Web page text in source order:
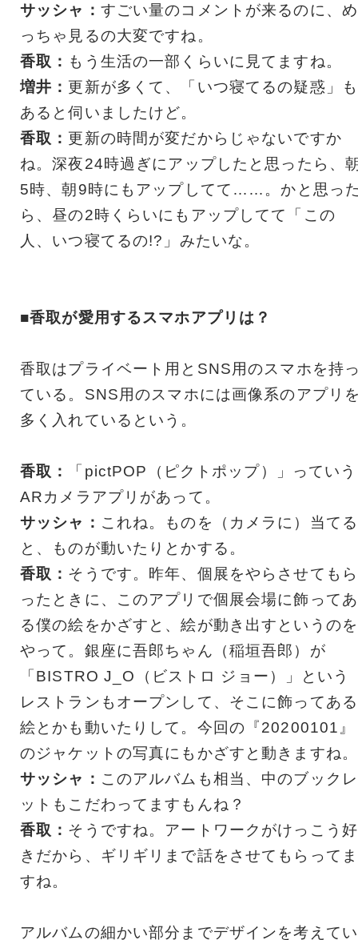
サッシャ： すごい量のコメントが来るのに、め
っちゃ見るの大変ですね。
香取： もう生活の一部くらいに見てますね。
増井： 更新が多くて、「いつ寝てるの疑惑」も
あると伺いましたけど。
香取： 更新の時間が変だからじゃないですか
ね。深夜24時過ぎにアップしたと思ったら、
5時、朝9時にもアップしてて……。かと思っ
ら、昼の2時くらいにもアップしてて「この
人、いつ寝てるの!?」みたいな。
■香取が愛用するスマホアプリは？
香取はプライベート用とSNS用のスマホを持
ている。SNS用のスマホには画像系のアプリ
多く入れているという。
香取：
「pictPOP（ピクトポップ）」っていう
ARカメラアプリがあって。
サッシャ： これね。ものを（カメラに）当てる
と、ものが動いたりとかする。
香取： そうです。昨年、個展をやらさせてもら
ったときに、このアプリで個展会場に飾ってあ
る僕の絵をかざすと、絵が動き出すというのを
やって。銀座に吾郎ちゃん（稲垣吾郎）が
「BISTRO J_O（ビストロ ジョー）」という
レストランもオープンして、そこに飾ってある
絵とかも動いたりして。今回の『20200101』
のジャケットの写真にもかざすと動きますね。
サッシャ： このアルバムも相当、中のブックレ
ットもこだわってますもんね？
香取： そうですね。アートワークがけっこう好
きだから、ギリギリまで話をさせてもらってま
すね。
アルバムの細かい部分までデザインを考えてい